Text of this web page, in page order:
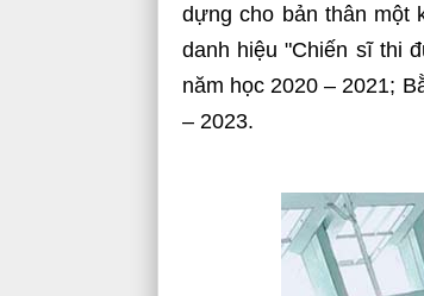
dựng cho bản thân một
danh hiệu "Chiến sĩ thi
năm học 2020 – 2021;
– 2023.